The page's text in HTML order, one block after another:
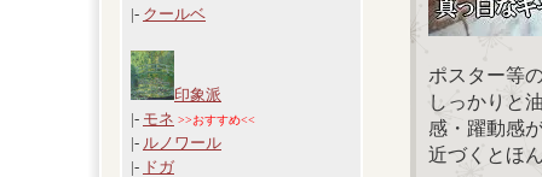
|- クールベ
印象派
|- モネ >>おすすめ<<
|- ルノワール
|- ドガ
ポスター等
しっかりと
感・躍動感
近づくとほ